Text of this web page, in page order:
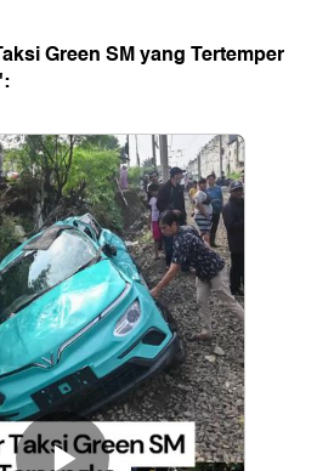
Green SM yang Tertemper